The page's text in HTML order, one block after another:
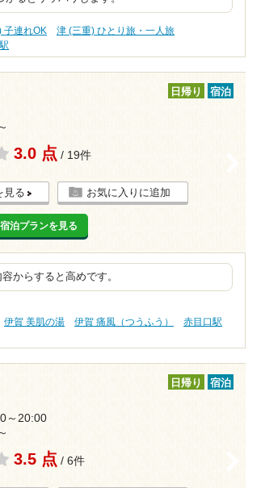
子連れOK
津 (三重) ひとり旅・一人旅
日帰り 宿泊
3.0 点 / 19件
見る お気に入りに追加
泊プランを見る
からすると高めです。
伊賀 美肌の湯 伊賀 痛風（つうふう）
赤目口駅
日帰り 宿泊
～20:00
3.5 点 / 6件